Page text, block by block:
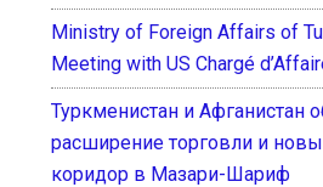
Ministry of Foreign Affairs of
Meeting with US Chargé
Туркменистан и Афганистан
расширение торговли и
коридор в Мазари-Шариф